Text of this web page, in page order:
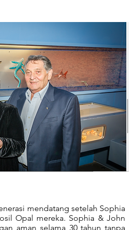
mendatang setelah Sophia
Opal mereka. Sophia & John
aman selama 30 tahun tanpa